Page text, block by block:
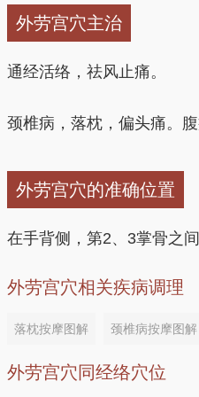
外劳宫穴主治
通经活络，祛风止痛。
颈椎病，落枕，偏头痛。
外劳宫穴的准确位置
在手背侧，第2、3掌骨之
外劳宫穴相关疾病调理
落枕按摩图解 颈椎病按摩图解
外劳宫穴同经络穴位